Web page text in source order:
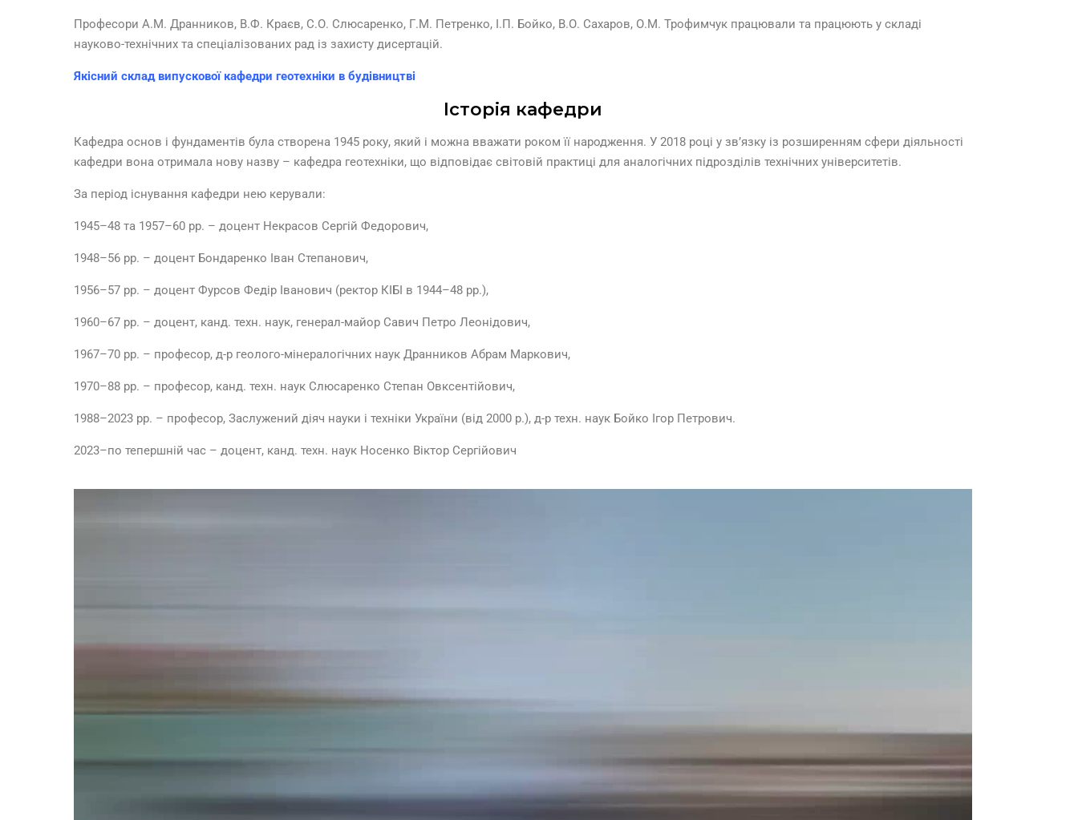
Професори А.М. Дранников, В.Ф. Краєв, С.О. Слюсаренко, Г.М. Петренко, І.П. Бойко, В.О. Сахаров, О.М. Трофимчук працювали та працюють у складі
науково-технічних та спеціалізованих рад із захисту дисертацій.
Якісний склад випускової кафедри геотехніки в будівництві
Історія кафедри
Кафедра основ і фундаментів була створена 1945 року, який і можна вважати роком її народження. У 2018 році у зв’язку із розширенням сфери діяльності
кафедри вона отримала нову назву – кафедра геотехніки, що відповідає світовій практиці для аналогічних підрозділів технічних університетів.
За період існування кафедри нею керували:
1945–48 та 1957–60 рр. – доцент Некрасов Сергій Федорович,
1948–56 рр. – доцент Бондаренко Іван Степанович,
1956–57 рр. – доцент Фурсов Федір Іванович (ректор КІБІ в 1944–48 рр.),
1960–67 рр. – доцент, канд. техн. наук, генерал-майор Савич Петро Леонідович,
1967–70 рр. – професор, д-р геолого-мінералогічних наук Дранников Абрам Маркович,
1970–88 рр. – професор, канд. техн. наук Слюсаренко Степан Овксентійович,
1988–2023 рр. – професор, Заслужений діяч науки і техніки України (від 2000 р.), д-р техн. наук Бойко Ігор Петрович.
2023–по тепершній час – доцент, канд. техн. наук Носенко Віктор Сергійович